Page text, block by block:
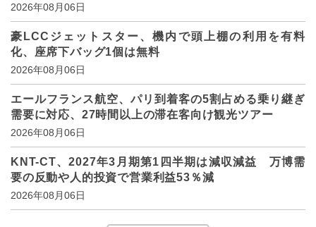
2026年08月06日
豪LCCジェットスター、機内で頭上棚の利用を有料
化、座席下バッグ1個は無料
2026年08月06日
エールフランス航空、パリ到着客の5割占める乗り継ぎ
需要に対応、27時間以上の滞在客向け観光ツアー
2026年08月06日
KNT-CT、2027年3月期第1四半期は減収減益 万博需
要の反動や人的投資で営業利益53％減
2026年08月06日